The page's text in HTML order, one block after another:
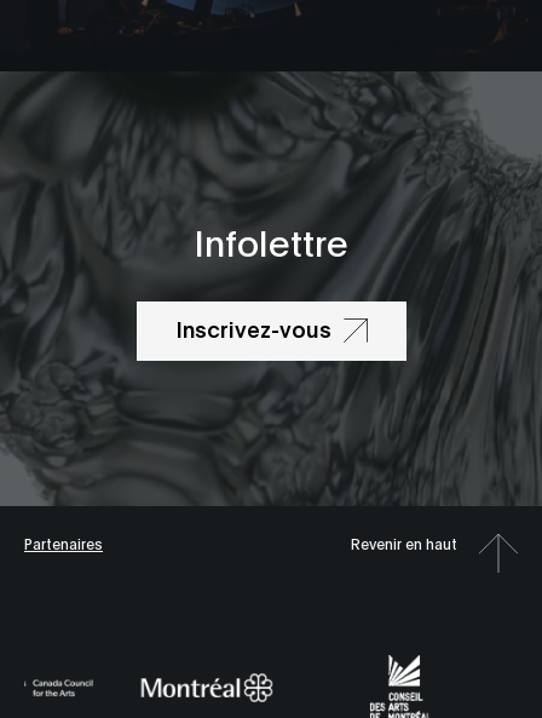
Infolettre
Inscrivez-vous
Partenaires Revenir en haut